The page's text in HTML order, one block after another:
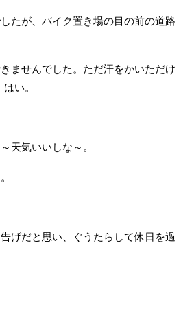
たが、バイク置き場の目の前の道路
ませんでした。ただ汗をかいただけ
い。
天気いいしな～。
げだと思い、ぐうたらして休日を過